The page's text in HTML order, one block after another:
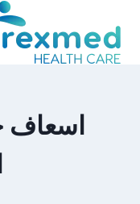
المحتوى
اسعاف